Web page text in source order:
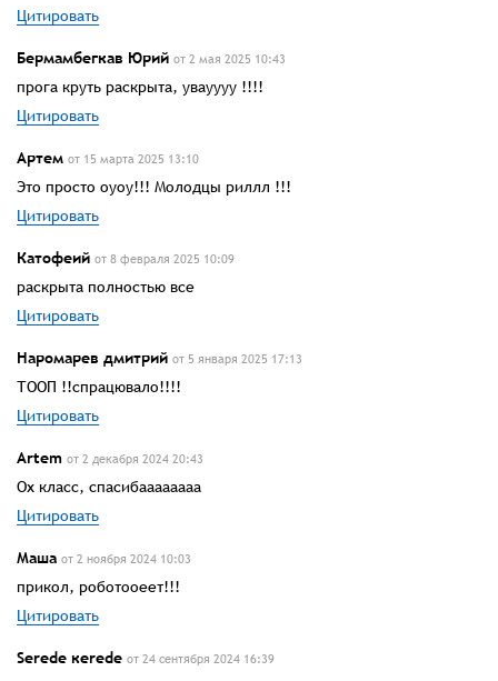
Цитировать
Бермамбегкав Юрий от 2 мая 2025 10:43
прога круть раскрыта, увауууу !!!!
Цитировать
Артем от 15 марта 2025 13:10
Это просто оуоу!!! Молодцы риллл !!!
Цитировать
Катофеий от 8 февраля 2025 10:09
раскрыта полностью все
Цитировать
Наромарев дмитрий от 5 января 2025 17:13
ТООП !!спрацювало!!!!
Цитировать
Artem от 2 декабря 2024 20:43
Ох класс, спасибаааааааа
Цитировать
Маша от 2 ноября 2024 10:03
прикол, роботооеет!!!
Цитировать
Serede кerede от 24 сентября 2024 16:39